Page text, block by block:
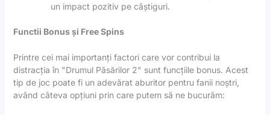
un impact pozitiv pe câștiguri.
Functii Bonus și Free Spins
Printre cei mai importanți factori care vor contribui la
distracția în "Drumul Păsărilor 2" sunt funcțiile bonus. Acest
tip de joc poate fi un adevărat aburitor pentru fanii noștri,
având câteva opțiuni prin care putem să ne bucurăm: